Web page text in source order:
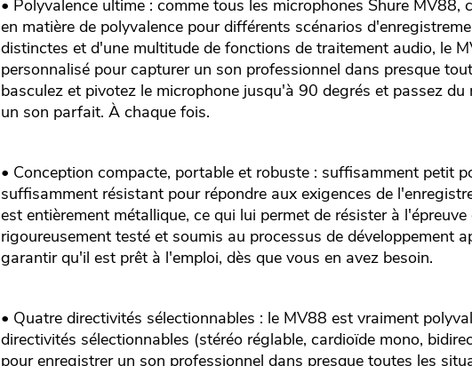
• Polyvalence ultime : comme tous les microphones Shure MV88,
en matière de polyvalence pour différents scénarios
distinctes et d'une multitude de fonctions de traitement audio, le
personnalisé pour capturer un son professionnel dans presque
basculez et pivotez le microphone jusqu'à 90 degrés et passez
un son parfait. À chaque fois.
• Conception compacte, portable et robuste : suffisamment petit
suffisamment résistant pour répondre aux exigences de
est entièrement métallique, ce qui lui permet de résister à
rigoureusement testé et soumis au processus de développement
garantir qu'il est prêt à l'emploi, dès que vous en avez besoin.
• Quatre directivités sélectionnables : le MV88 est vraiment
directivités sélectionnables (stéréo réglable, cardioïde mono,
pour enregistrer un son professionnel dans presque toutes les